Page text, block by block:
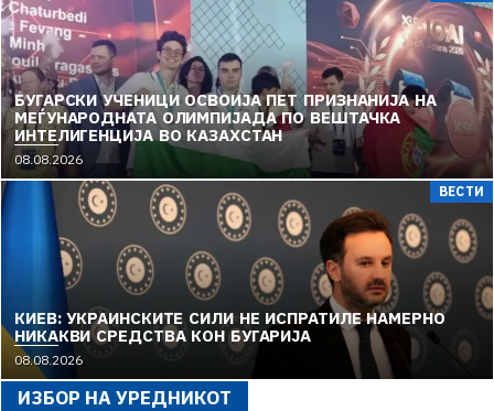
БУГАРСКИ УЧЕНИЦИ ОСВОИЈА ПЕТ ПРИЗНАНИЈА НА
МЕЃУНАРОДНАТА ОЛИМПИЈАДА ПО ВЕШТАЧКА
ИНТЕЛИГЕНЦИЈА ВО КАЗАХСТАН
08.08.2026
ВЕСТИ
КИЕВ: УКРАИНСКИТЕ СИЛИ НЕ ИСПРАТИЛЕ НАМЕРНО
НИКАКВИ СРЕДСТВА КОН БУГАРИЈА
08.08.2026
ИЗБОР НА УРЕДНИКОТ